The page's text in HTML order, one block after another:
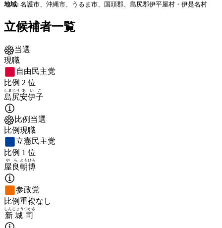
地域: 名護市、沖縄市、うるま市、国頭郡、島尻郡伊平屋村・伊是名村
立候補者一覧
当選
現職
自由民主党
比例 2 位
島尻
しまじり
安伊子
あいこ
比例当選
比例現職
立憲民主党
比例 1 位
屋良
やら
朝博
ともひろ
参政党
比例重複なし
新城
しんじょう
司
つかさ